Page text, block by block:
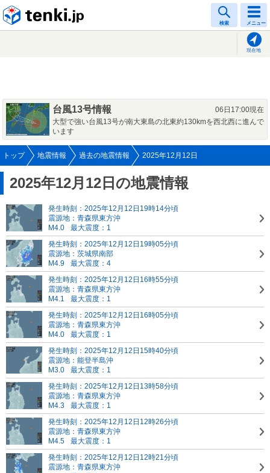
検索 メニュー
現在地
台風13号情報
06日17:00現在
大型で強い台風13号が南大東島の北東約130kmを西北西に進んで
います
トップ 地震情報 過去の地震情報 2025年12月12日
2025年12月12日の地震情報
発生時刻：2025年12月12日19時14分頃
震源地：青森県東方沖
M4.0
最大震度：1
発生時刻：2025年12月12日19時05分頃
震源地：茨城県南部
M4.9
最大震度：4
発生時刻：2025年12月12日16時55分頃
震源地：青森県東方沖
M4.1
最大震度：1
発生時刻：2025年12月12日16時05分頃
震源地：青森県東方沖
M4.0
最大震度：1
発生時刻：2025年12月12日15時40分頃
震源地：能登半島沖
M3.0
最大震度：1
発生時刻：2025年12月12日13時58分頃
震源地：青森県東方沖
M4.3
最大震度：1
発生時刻：2025年12月12日12時26分頃
震源地：青森県東方沖
M4.5
最大震度：1
発生時刻：2025年12月12日12時21分頃
震源地：青森県東方沖